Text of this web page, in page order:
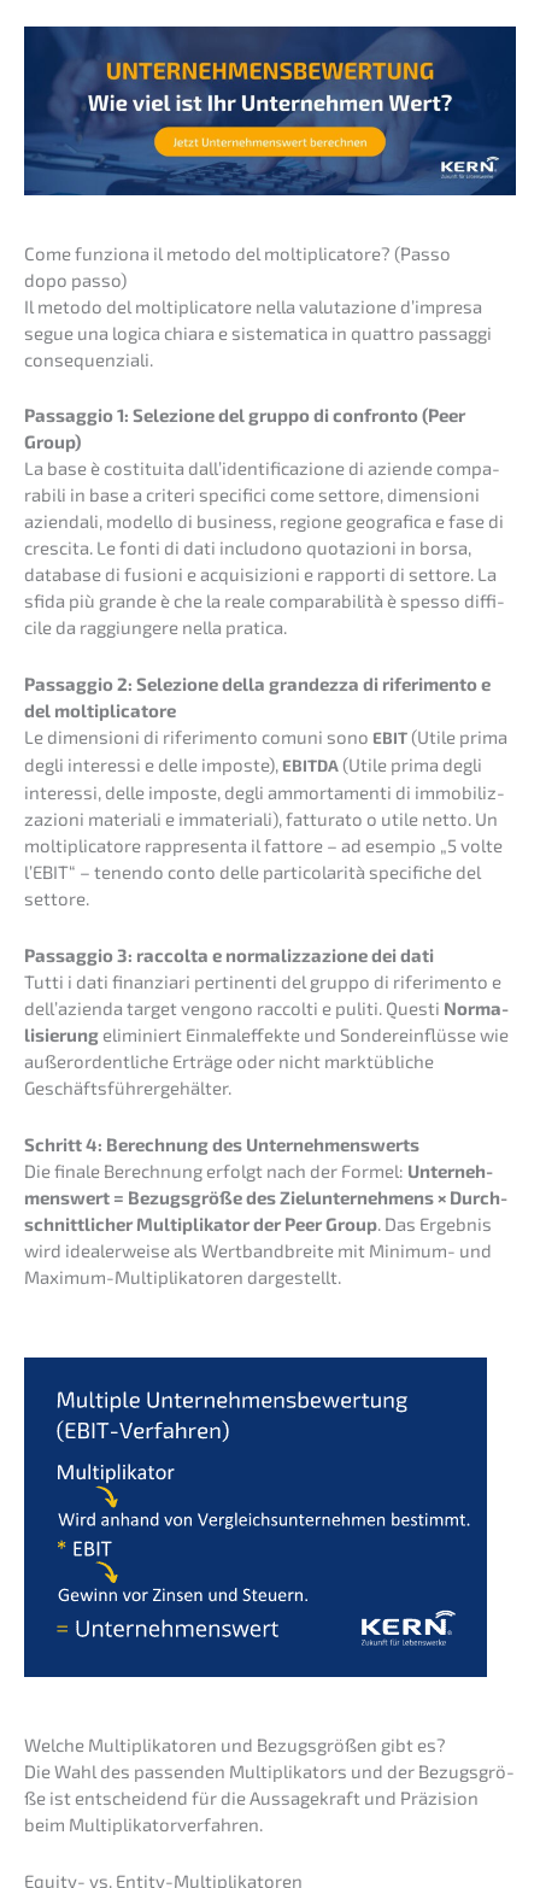
Come funzio­na il metodo del molti­pli­ca­to­re? (Passo
dopo passo)
Il metodo del molti­pli­ca­to­re nella valuta­zio­ne d’impre­sa
segue una logica chiara e siste­ma­ti­ca in quattro passag­gi
consequenziali.
Passag­gio 1: Selezio­ne del gruppo di confron­to (Peer
Group)
La base è costi­tui­ta dall’i­den­ti­fi­ca­zio­ne di azien­de compa­
ra­bi­li in base a crite­ri speci­fi­ci come setto­re, dimen­sio­ni
aziend­a­li, model­lo di business, regio­ne geogra­fi­ca e fase di
cresci­ta. Le fonti di dati includo­no quota­zio­ni in borsa,
databa­se di fusio­ni e acqui­si­zio­ni e rappor­ti di setto­re. La
sfida più grande è che la reale compa­ra­bi­li­tà è spesso diffi­
ci­le da raggi­unge­re nella pratica.
Passag­gio 2: Selezio­ne della grandez­za di riferi­men­to e
del molti­pli­ca­to­re
Le dimen­sio­ni di riferi­men­to comuni sono EBIT (Utile prima
degli inter­es­si e delle impos­te), EBITDA (Utile prima degli
inter­es­si, delle impos­te, degli ammor­ta­men­ti di immobi­liz­
za­zio­ni materia­li e immate­ria­li), fattu­ra­to o utile netto. Un
molti­pli­ca­to­re rappre­sen­ta il fatto­re – ad esempio „5 volte
l’EBIT“ – tenen­do conto delle parti­co­la­ri­tà speci­fi­che del
settore.
Passag­gio 3: raccol­ta e norma­liz­za­zio­ne dei dati
Tutti i dati finan­zia­ri perti­nen­ti del gruppo di riferi­men­to e
dell’a­zi­en­da target vengo­no raccol­ti e puliti. Questi Norma­
li­sie­rung elimi­niert Einmal­ef­fek­te und Sonder­ein­flüs­se wie
außer­or­dent­li­che Erträ­ge oder nicht markt­üb­li­che
Geschäftsführergehälter.
Schritt 4: Berech­nung des Unter­neh­mens­werts
Die finale Berech­nung erfolgt nach der Formel: Unter­neh­
mens­wert = Bezugs­grö­ße des Zielun­ter­neh­mens × Durch­
schnitt­li­cher Multi­pli­ka­tor der Peer Group. Das Ergeb­nis
wird idealer­wei­se als Wertband­brei­te mit Minimum- und
Maximum-Multi­pli­ka­to­ren dargestellt.
Welche Multi­pli­ka­to­ren und Bezugs­grö­ßen gibt es?
Die Wahl des passen­den Multi­pli­ka­tors und der Bezugs­grö­
ße ist entschei­dend für die Aussa­ge­kraft und Präzi­si­on
beim Multiplikatorverfahren.
Equity- vs. Entity-Multiplikatoren